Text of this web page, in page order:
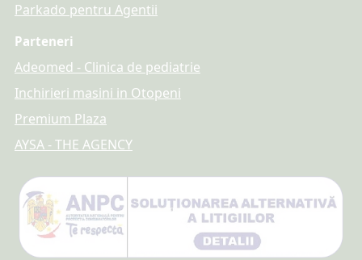
Parkado pentru Agentii
Parteneri
Adeomed - Clinica de pediatrie
Inchirieri masini in Otopeni
Premium Plaza
AYSA - THE AGENCY